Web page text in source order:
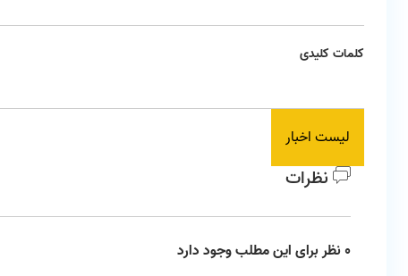
کلمات کلیدی
لیست اخبار
نظرات
0 نظر برای این مطلب وجود دارد